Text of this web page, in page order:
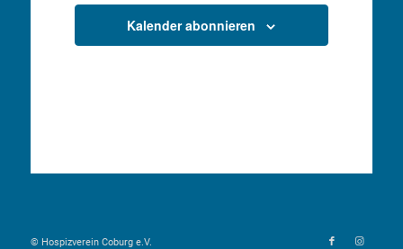
Kalender abonnieren
© Hospizverein Coburg e.V.